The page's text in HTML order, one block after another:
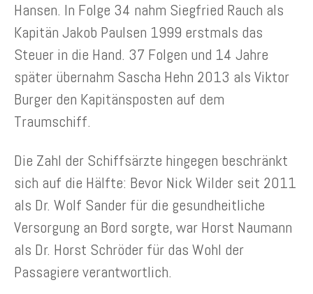
Hansen. In Folge 34 nahm Siegfried Rauch als
Kapitän Jakob Paulsen 1999 erstmals das
Steuer in die Hand. 37 Folgen und 14 Jahre
später übernahm Sascha Hehn 2013 als Viktor
Burger den Kapitänsposten auf dem
Traumschiff.
Die Zahl der Schiffsärzte hingegen beschränkt
sich auf die Hälfte: Bevor Nick Wilder seit 2011
als Dr. Wolf Sander für die gesundheitliche
Versorgung an Bord sorgte, war Horst Naumann
als Dr. Horst Schröder für das Wohl der
Passagiere verantwortlich.